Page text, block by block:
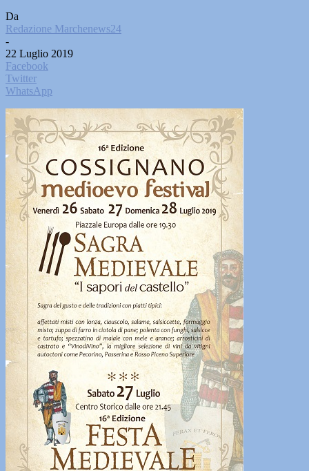
Da
Redazione Marchenews24
-
22 Luglio 2019
Facebook
Twitter
WhatsApp